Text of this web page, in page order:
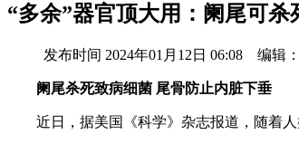
“多余”器官顶大用：阑尾可杀
发布时间 2024年01月12日 06:08 编辑
阑尾杀死致病细菌 尾骨防止内脏下垂
近日，据美国《科学》杂志报道，随着人